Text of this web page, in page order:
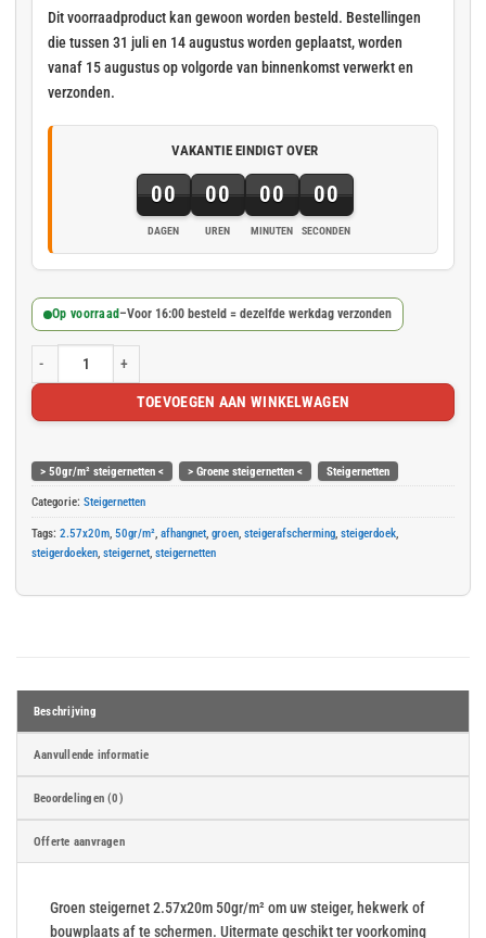
Dit voorraadproduct kan gewoon worden besteld. Bestellingen
die tussen 31 juli en 14 augustus worden geplaatst, worden
vanaf 15 augustus op volgorde van binnenkomst verwerkt en
verzonden.
VAKANTIE EINDIGT OVER
00
DAGEN
00
UREN
00
MINUTEN
00
SECONDEN
Op voorraad –Voor 16:00 besteld = dezelfde werkdag verzonden
Groen steigernet 2.57x20m 50gr/m² aantal
TOEVOEGEN AAN WINKELWAGEN
> 50gr/m² steigernetten < > Groene steigernetten <
Steigernetten
Categorie: Steigernetten
Tags: 2.57x20m 50gr/m² afhangnet groen steigerafscherming steigerdoek
steigerdoeken steigernet steigernetten
Beschrijving
Aanvullende informatie
Beoordelingen (0)
Offerte aanvragen
Groen steigernet 2.57x20m 50gr/m² om uw steiger, hekwerk of
bouwplaats af te schermen. Uitermate geschikt ter voorkoming